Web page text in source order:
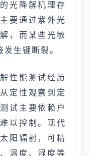
光降解机理存
要通过紫外光
，而某些光敏
生键断裂。
性能测试经历
定性观察到定
试主要依赖户
以控制。现代
阳辐射，可精
温度、湿度等